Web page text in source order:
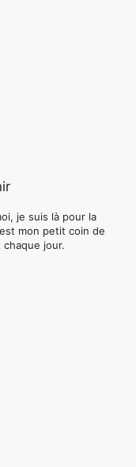
je suis là pour la
mon petit coin de
jour.